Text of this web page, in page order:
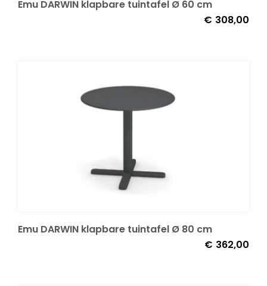
Emu DARWIN klapbare tuintafel Ø 60 cm
€ 308,00
Emu DARWIN klapbare tuintafel Ø 80 cm
€ 362,00